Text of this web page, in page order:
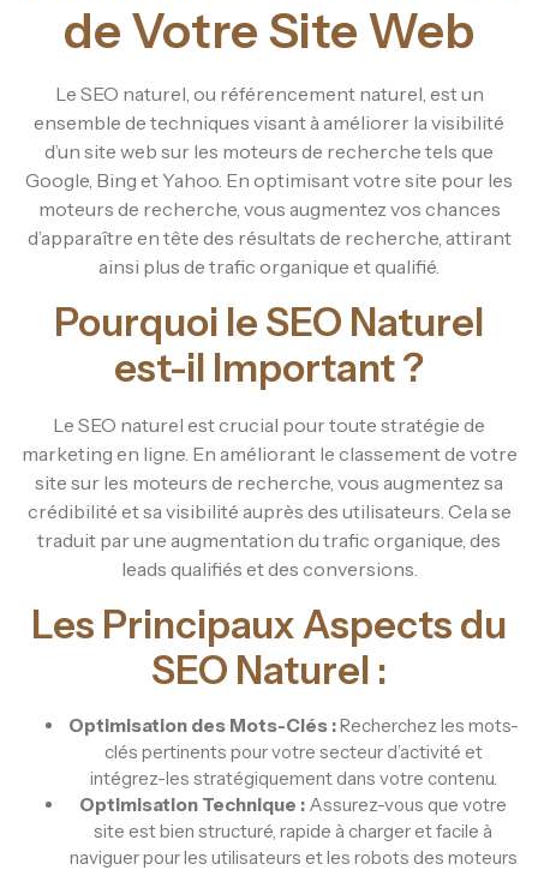
de Votre Site Web
Le SEO naturel, ou référencement naturel, est un
ensemble de techniques visant à améliorer la visibilité
d’un site web sur les moteurs de recherche tels que
Google, Bing et Yahoo. En optimisant votre site pour les
moteurs de recherche, vous augmentez vos chances
d’apparaître en tête des résultats de recherche, attirant
ainsi plus de trafic organique et qualifié.
Pourquoi le SEO Naturel
est-il Important ?
Le SEO naturel est crucial pour toute stratégie de
marketing en ligne. En améliorant le classement de votre
site sur les moteurs de recherche, vous augmentez sa
crédibilité et sa visibilité auprès des utilisateurs. Cela se
traduit par une augmentation du trafic organique, des
leads qualifiés et des conversions.
Les Principaux Aspects du
SEO Naturel :
Optimisation des Mots-Clés :Recherchez les mots-
clés pertinents pour votre secteur d’activité et
intégrez-les stratégiquement dans votre contenu.
Optimisation Technique : Assurez-vous que votre
site est bien structuré, rapide à charger et facile à
naviguer pour les utilisateurs et les robots des moteurs